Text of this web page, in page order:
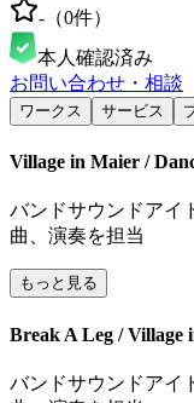
- （0件）
本人確認済み
お問い合わせ・相談
ワークス サービス
Village in Maier /
バンドサウンドアイ
曲、演奏を担当
もっと見る
Break A Leg / Village
バンドサウンドアイ